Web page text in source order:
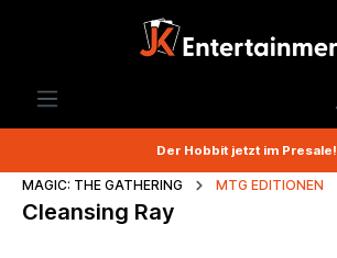
Der Hobbit jetzt im Presale!
MAGIC: THE GATHERING MTG EDITIONEN
Cleansing Ray